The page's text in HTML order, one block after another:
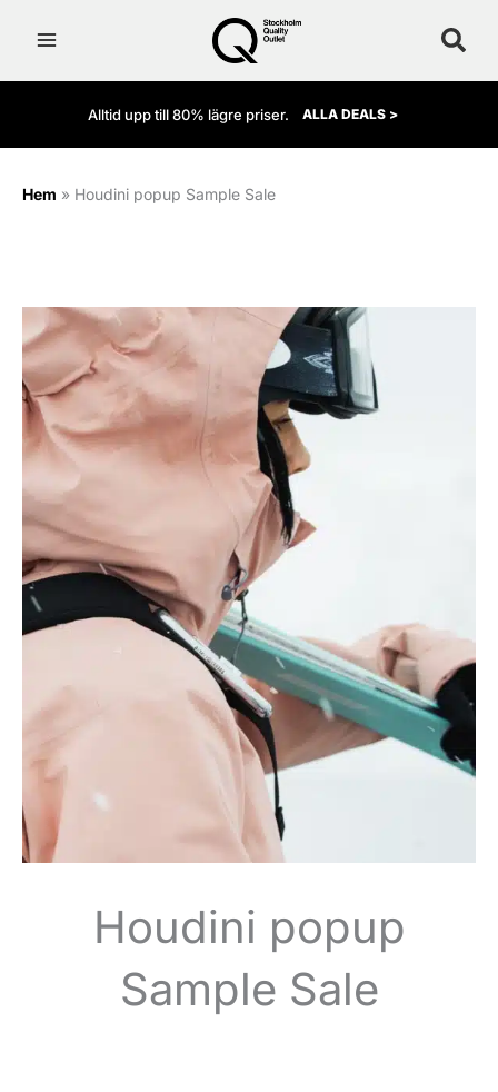
Alltid upp till 80% lägre priser. ALLA DEALS >
Hem » Houdini popup Sample Sale
Houdini popup
Sample Sale